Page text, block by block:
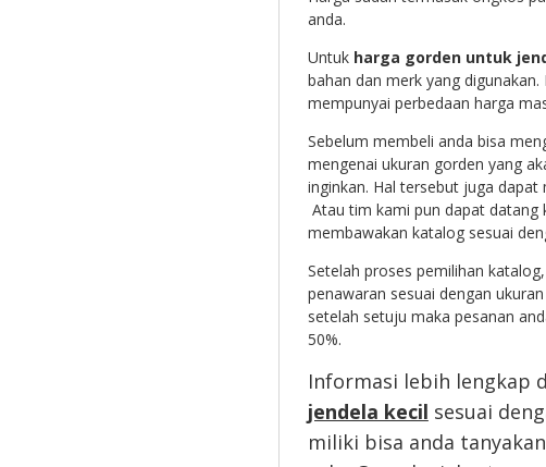
anda.
Untuk harga gorden untuk
bahan dan merk yang
mempunyai perbedaan harga
Sebelum membeli anda bisa
mengenai ukuran gorden yang
inginkan. Hal tersebut juga
Atau tim kami pun dapat datang
membawakan katalog sesuai
Setelah proses pemilihan
penawaran sesuai dengan
setelah setuju maka pesanan
50%.
Informasi lebih lengkap
jendela kecil sesuai
miliki bisa anda